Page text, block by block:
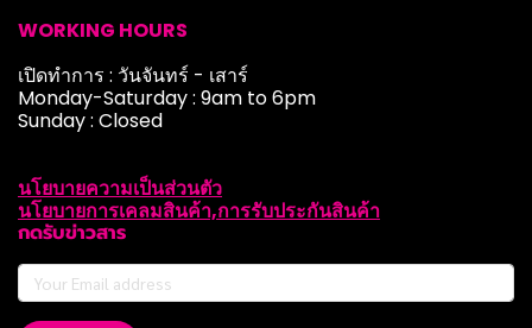
WORKING HOURS
เปิดทำการ : วันจันทร์ - เสาร์
Monday-Saturday : 9am to 6pm
Sunday : Closed
นโยบายความเป็นส่วนตัว
นโยบายการเคลมสินค้า,การรับประกันสินค้า
กดรับข่าวสาร